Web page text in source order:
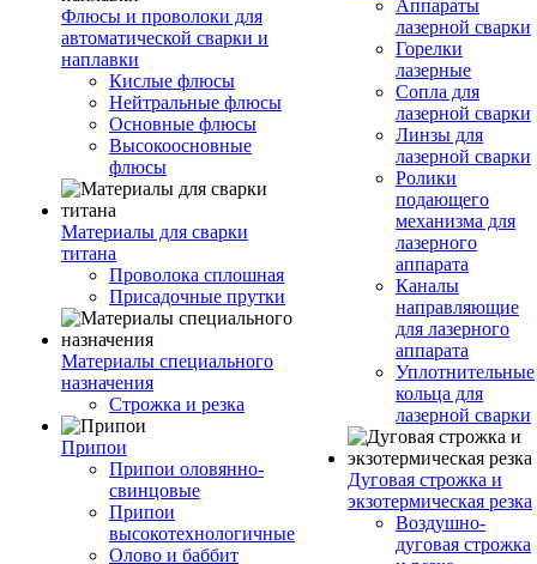
Флюсы и проволоки для
автоматической сварки и
наплавки
Кислые флюсы
Нейтральные флюсы
Основные флюсы
Высокоосновные
флюсы
Материалы для сварки
титана
Проволока сплошная
Присадочные прутки
Материалы специального
назначения
Строжка и резка
Припои
Припои оловянно-
свинцовые
Припои
высокотехнологичные
Олово и баббит
Аппараты
лазерной сварки
Горелки
лазерные
Сопла для
лазерной сварки
Линзы для
лазерной сварки
Ролики
подающего
механизма для
лазерного
аппарата
Каналы
направляющие
для лазерного
аппарата
Уплотнительные
кольца для
лазерной сварки
Дуговая строжка и
экзотермическая резка
Воздушно-
дуговая строжка